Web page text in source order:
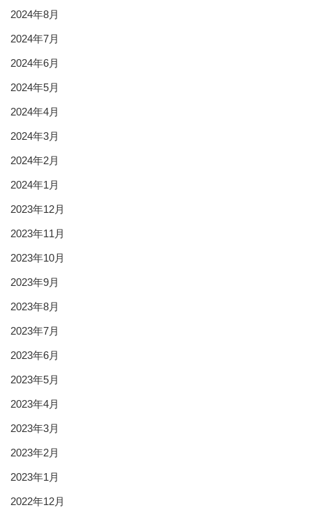
2024年8月
2024年7月
2024年6月
2024年5月
2024年4月
2024年3月
2024年2月
2024年1月
2023年12月
2023年11月
2023年10月
2023年9月
2023年8月
2023年7月
2023年6月
2023年5月
2023年4月
2023年3月
2023年2月
2023年1月
2022年12月